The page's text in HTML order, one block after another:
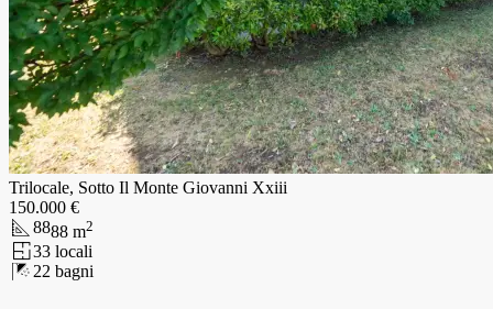
Trilocale, Sotto Il Monte Giovanni Xxiii
150.000 €
8888 m2
33 locali
22 bagni